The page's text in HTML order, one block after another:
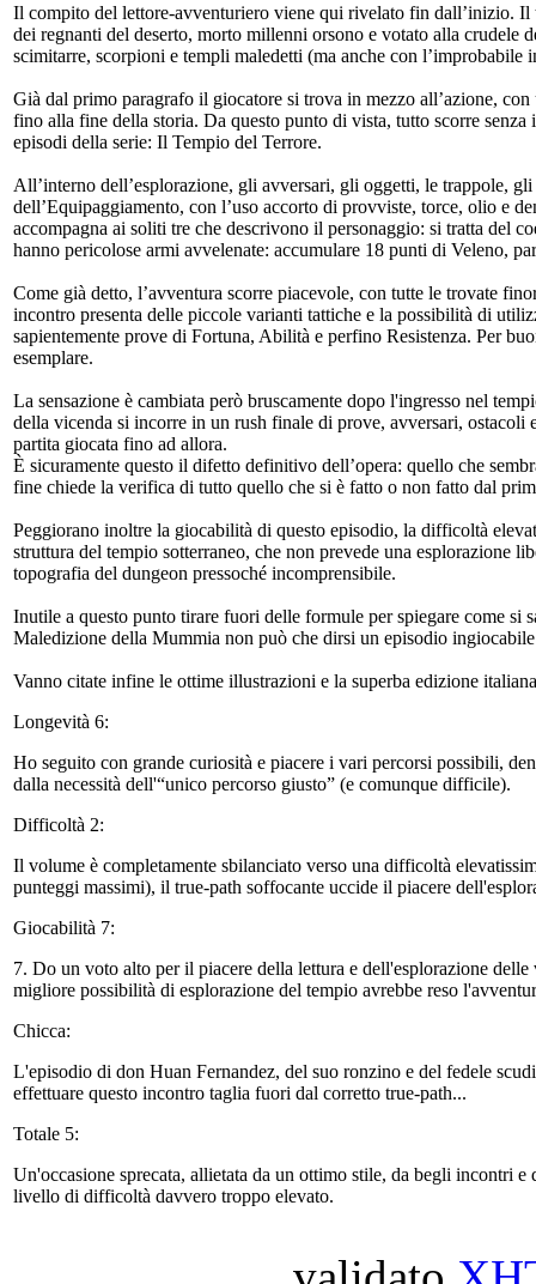
Il compito del lettore-avventuriero viene qui rivelato fin dall’inizio.
dei regnanti del deserto, morto millenni orsono e votato alla crudele
scimitarre, scorpioni e templi maledetti (ma anche con
Già dal primo paragrafo il giocatore si trova in mezzo all’azione,
fino alla fine della storia. Da questo punto di vista, tutto scorre
episodi della serie: Il Tempio del Terrore.
All’interno dell’esplorazione, gli avversari, gli oggetti, le trappole,
dell’Equipaggiamento, con l’uso accorto di provviste, torce, olio e
accompagna ai soliti tre che descrivono il personaggio: si tratta del
hanno pericolose armi avvelenate: accumulare 18 punti di Veleno,
Come già detto, l’avventura scorre piacevole, con tutte le trovate
incontro presenta delle piccole varianti tattiche e la possibilità di
sapientemente prove di Fortuna, Abilità e perfino Resistenza. Per
esemplare.
La sensazione è cambiata però bruscamente dopo l'ingresso nel
della vicenda si incorre in un rush finale di prove, avversari,
partita giocata fino ad allora.
È sicuramente questo il difetto definitivo dell’opera: quello che
fine chiede la verifica di tutto quello che si è fatto o non fatto dal
Peggiorano inoltre la giocabilità di questo episodio, la difficoltà
struttura del tempio sotterraneo, che non prevede una esplorazione
topografia del dungeon pressoché incomprensibile.
Inutile a questo punto tirare fuori delle formule per spiegare come
Maledizione della Mummia non può che dirsi un episodio ingiocabile
Vanno citate infine le ottime illustrazioni e la superba edizione
Longevità 6:
Ho seguito con grande curiosità e piacere i vari percorsi possibili,
dalla necessità dell'“unico percorso giusto” (e comunque difficile).
Difficoltà 2:
Il volume è completamente sbilanciato verso una difficoltà
punteggi massimi), il true-path soffocante uccide il piacere
Giocabilità 7:
7. Do un voto alto per il piacere della lettura e dell'esplorazione
migliore possibilità di esplorazione del tempio avrebbe reso
Chicca:
L'episodio di don Huan Fernandez, del suo ronzino e del fedele
effettuare questo incontro taglia fuori dal corretto true-path...
Totale 5:
Un'occasione sprecata, allietata da un ottimo stile, da begli incontri
livello di difficoltà davvero troppo elevato.